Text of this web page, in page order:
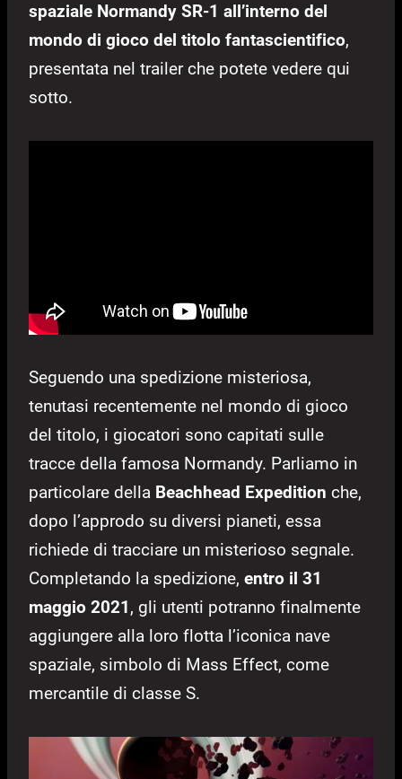
spaziale Normandy SR-1 all’interno del
mondo di gioco del titolo fantascientifico,
presentata nel trailer che potete vedere qui
sotto.
Seguendo una spedizione misteriosa,
tenutasi recentemente nel mondo di gioco
del titolo, i giocatori sono capitati sulle
tracce della famosa Normandy. Parliamo in
particolare della Beachhead Expedition che,
dopo l’approdo su diversi pianeti, essa
richiede di tracciare un misterioso segnale.
Completando la spedizione, entro il 31
maggio 2021, gli utenti potranno finalmente
aggiungere alla loro flotta l’iconica nave
spaziale, simbolo di Mass Effect, come
mercantile di classe S.